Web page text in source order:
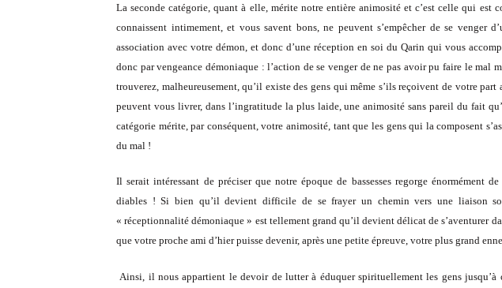
La seconde catégorie, quant à elle, mérite notre entière animosité et c’est celle qui est
connaissent intimement, et vous savent bons, ne peuvent s’empêcher de se venger
association avec votre démon, et donc d’une réception en soi du Qarin qui vous
donc par vengeance démoniaque : l’action de se venger de ne pas avoir pu faire le mal
trouverez, malheureusement, qu’il existe des gens qui même s’ils reçoivent de votre
peuvent vous livrer, dans l’ingratitude la plus laide, une animosité sans pareil du fait
catégorie mérite, par conséquent, votre animosité, tant que les gens qui la composent
du mal !
Il serait intéressant de préciser que notre époque de bassesses regorge énormément
diables ! Si bien qu’il devient difficile de se frayer un chemin vers une liaison
« réceptionnalité démoniaque » est tellement grand qu’il devient délicat de s’aventurer
que votre proche ami d’hier puisse devenir, après une petite épreuve, votre plus grand
Ainsi, il nous appartient le devoir de lutter à éduquer spirituellement les gens jusqu’à